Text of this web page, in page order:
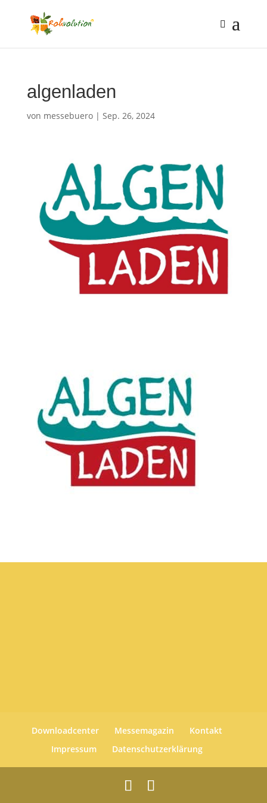
algenladen
von messebuero| Sep. 26, 2024
Downloadcenter Messemagazin
Kontakt
Impressum
Datenschutzerklärung